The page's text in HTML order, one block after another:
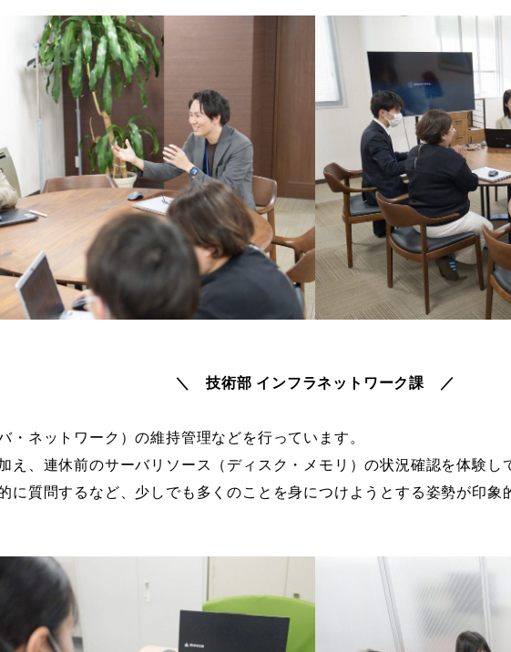
＼ 技術部 インフラネットワーク課 ／
・ネットワーク）の維持管理などを行っています。
え、連休前のサーバリソース（ディスク・メモリ）の状況確認を体験し
に質問するなど、少しでも多くのことを身につけようとする姿勢が印象